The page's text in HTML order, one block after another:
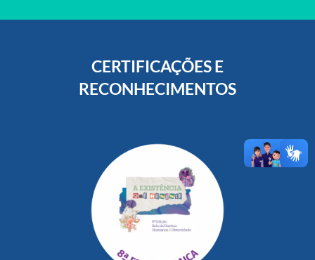
CERTIFICAÇÕES E
RECONHECIMENTOS